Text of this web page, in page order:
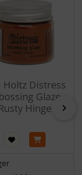
Holtz Distress
Glaze -
Hinge